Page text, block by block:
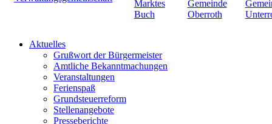
Aktuelles
Grußwort der Bürgermeister
Amtliche Bekanntmachungen
Veranstaltungen
Ferienspaß
Grundsteuerreform
Stellenangebote
Presseberichte